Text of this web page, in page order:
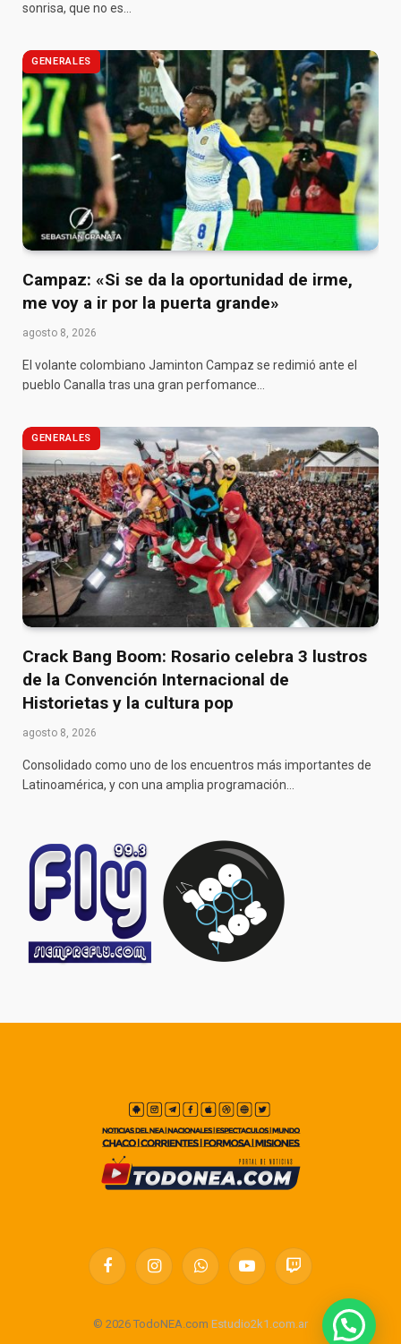
sonrisa, que no es…
GENERALES
Campaz: «Si se da la oportunidad de irme,
me voy a ir por la puerta grande»
agosto 8, 2026
El volante colombiano Jaminton Campaz se redimió ante el
pueblo Canalla tras una gran perfomance…
GENERALES
Crack Bang Boom: Rosario celebra 3 lustros
de la Convención Internacional de
Historietas y la cultura pop
agosto 8, 2026
Consolidado como uno de los encuentros más importantes de
Latinoamérica, y con una amplia programación…
FacebookInstagramWhatsAppYouTubeTwitch
© 2026 TodoNEA.com Estudio2k1.com.ar